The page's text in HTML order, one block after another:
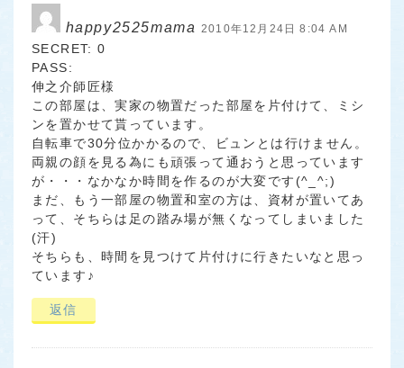
happy2525mama 2010年12月24日 8:04 AM
SECRET: 0
PASS:
伸之介師匠様
この部屋は、実家の物置だった部屋を片付けて、ミシ
ンを置かせて貰っています。
自転車で30分位かかるので、ビュンとは行けません。
両親の顔を見る為にも頑張って通おうと思っています
が・・・なかなか時間を作るのが大変です(^_^;)
まだ、もう一部屋の物置和室の方は、資材が置いてあ
って、そちらは足の踏み場が無くなってしまいました
(汗)
そちらも、時間を見つけて片付けに行きたいなと思っ
ています♪
返信